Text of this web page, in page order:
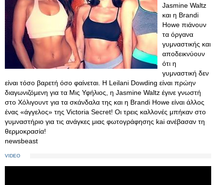
Jasmine Waltz
και η Brandi
Howe πιάνουν
τα όργανα
γυμναστικής και
αποδεικνύουν
ότι η
γυμναστική δεν
είναι τόσο βαρετή όσο φαίνεται. Η Leilani Dowding είναι πρώην
διαγωνιζόμενη για τα Μις Υφήλιος, η Jasmine Waltz έγινε γνωστή
στο Χόλιγουντ για τα σκάνδαλα της και η Brandi Howe είναι άλλος
ένας «άγγελος» της Victoria Secret! Οι τρεις καλλονές μπήκαν στο
γυμναστήριο για τις ανάγκες μιας φωτογράφησης kai ανέβασαν τη
θερμοκρασία!
newsbeast
VIDEO